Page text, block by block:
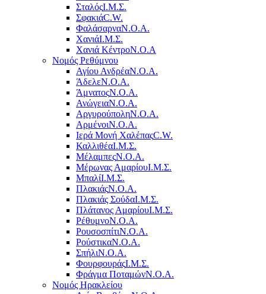
ΣταλόςΙ.Μ.Σ.
ΣφακιάC.W.
ΦαλάσαρναΝ.Ο.Α.
ΧανιάΙ.Μ.Σ.
Χανιά ΚέντροN.O.A
Νομός Ρεθύμνου
Αγίου ΑνδρέαΝ.Ο.Α.
ΆδελεΝ.Ο.Α.
ΆμνατοςΝ.Ο.Α.
ΑνώγειαΝ.Ο.Α.
ΑργυρούποληΝ.Ο.Α.
ΑρμένοιΝ.Ο.Α.
Ιερά Μονή ΧαλέπαςC.W.
ΚαλλιθέαΙ.Μ.Σ.
ΜέλαμπεςΝ.Ο.Α.
Μέρωνας ΑμαρίουΙ.Μ.Σ.
ΜπαλίΙ.Μ.Σ.
ΠλακιάςΝ.Ο.Α.
Πλακιάς ΣούδαΙ.Μ.Σ.
Πλάτανος ΑμαρίουΙ.Μ.Σ.
ΡέθυμνοΝ.Ο.Α.
ΡουσοσπίτιΝ.Ο.Α.
ΡούστικαΝ.Ο.Α.
ΣπήλιΝ.Ο.Α.
ΦουρφουράςΙ.Μ.Σ.
Φράγμα ΠοταμώνΝ.Ο.Α.
Νομός Ηρακλείου